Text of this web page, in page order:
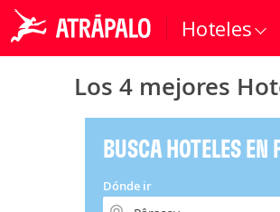
Hoteles
Los 4 mejores
BUSCA HOTELES EN
Dónde ir